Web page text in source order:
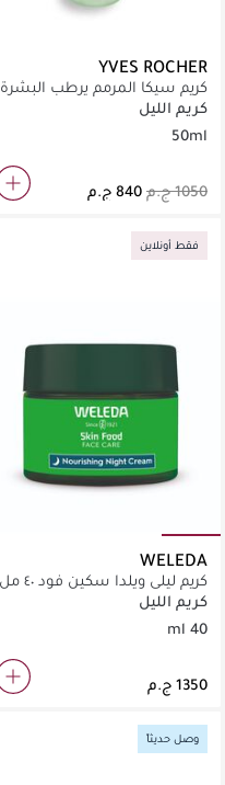
YVES ROCHER
كريم سيكا المرمم يرطب البشرة
كريم الليل
50ml
فقط أونلاين
WELEDA
كريم ليلي ويلدا سكين فود ٤٠ مل
كريم الليل
40 ml
وصل حديثاً